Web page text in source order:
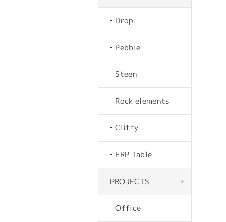
Drop
Pebble
Steen
Rock elements
Cliffy
FRP Table
PROJECTS
Office